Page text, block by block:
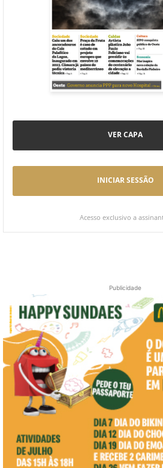
VER CAPA
INICIAR SESSÃO
Acesso exclusivo a
Publicidade